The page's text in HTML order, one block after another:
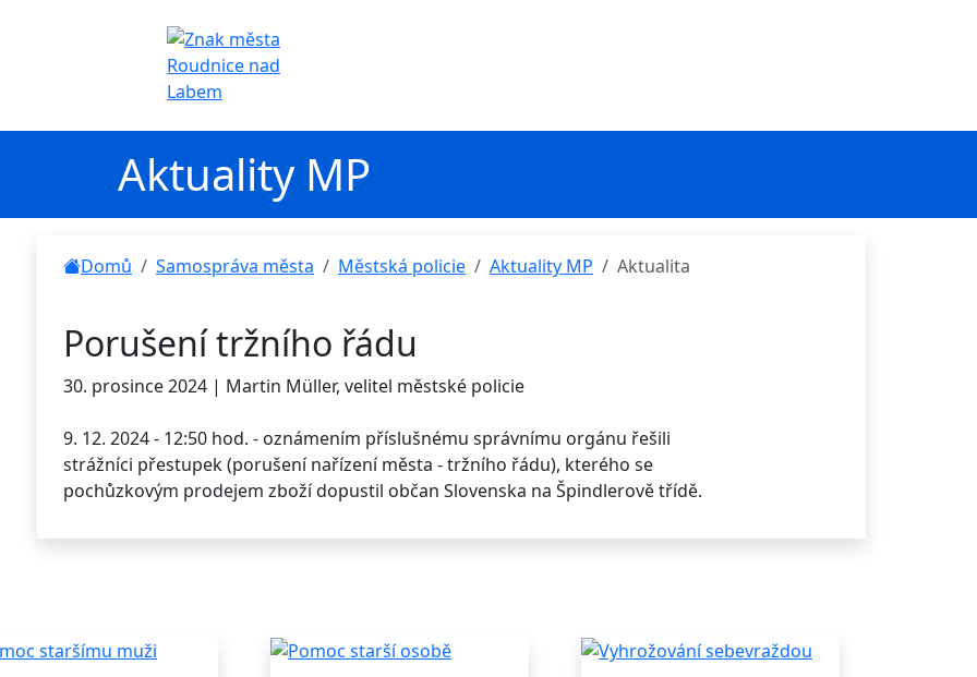
Aktuality MP
Domů Samospráva města Městská policie Aktuality MP Aktualita
Porušení tržního řádu
30. prosince 2024 | Martin Müller, velitel městské policie
9. 12. 2024 - 12:50 hod. - oznámením příslušnému správnímu orgánu řešili
strážníci přestupek (porušení nařízení města - tržního řádu), kterého se
pochůzkovým prodejem zboží dopustil občan Slovenska na Špindlerově třídě.